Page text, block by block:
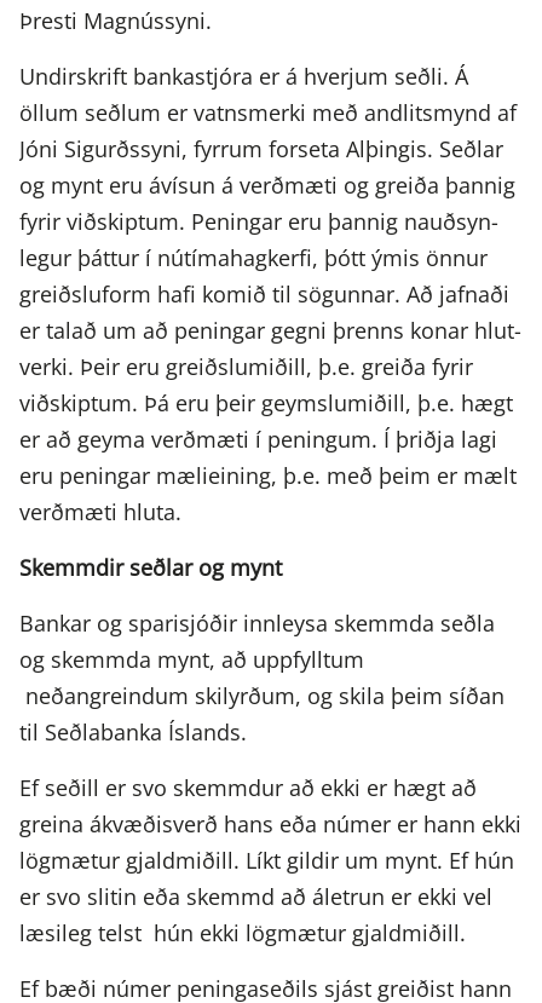
Þresti Magnús­syni.
Undir­skrift banka­stjóra er á hverjum seðli. Á
öllum seðlum er vatns­merki með andlits­mynd af
Jóni Sigurðs­syni, fyrrum forseta Alþingis. Seðlar
og mynt eru ávísun á verð­mæti og greiða þannig
fyrir viðskiptum. Peningar eru þannig nauð­syn­
legur þáttur í nútíma­hag­kerfi, þótt ýmis önnur
greiðslu­form hafi komið til sögunnar. Að jafnaði
er talað um að peningar gegni þrenns konar hlut­
verki. Þeir eru greiðslumið­ill, þ.e. greiða fyrir
viðskiptum. Þá eru þeir geymslumið­ill, þ.e. hægt
er að geyma verð­mæti í peningum. Í þriðja lagi
eru peningar mæliein­ing, þ.e. með þeim er mælt
verð­mæti hluta.
Skemmdir seðlar og mynt
Bankar og sparisjóðir innleysa skemmda seðla
og skemmda mynt, að uppfylltum
neðangreindum skilyrðum, og skila þeim síðan
til Seðlabanka Íslands.
Ef seðill er svo skemmdur að ekki er hægt að
greina ákvæðisverð hans eða númer er hann ekki
lögmætur gjaldmiðill. Líkt gildir um mynt. Ef hún
er svo slitin eða skemmd að áletrun er ekki vel
læsileg telst hún ekki lögmætur gjaldmiðill.
Ef bæði númer peningaseðils sjást greiðist hann